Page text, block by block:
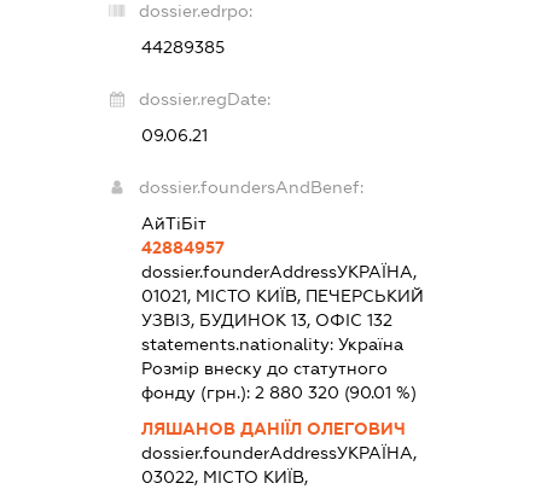
dossier.edrpo:
44289385
dossier.regDate:
09.06.21
dossier.foundersAndBenef:
АйТіБіт
42884957
dossier.founderAddressУКРАЇНА,
01021, МІСТО КИЇВ, ПЕЧЕРСЬКИЙ
УЗВІЗ, БУДИНОК 13, ОФІС 132
statements.nationality:Україна
Розмір внеску до статутного
фонду (грн.):2 880 320 (90.01 %)
ЛЯШАНОВ ДАНІЇЛ ОЛЕГОВИЧ
dossier.founderAddressУКРАЇНА,
03022, МІСТО КИЇВ,